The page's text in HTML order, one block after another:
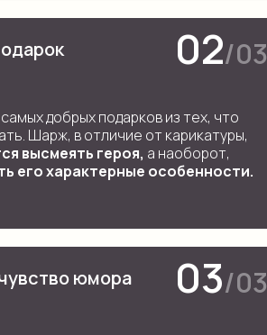
добрых подарков из тех, что
Шарж, в отличие от карикатуры,
высмеять героя, а наоборот,
его характерные особенности.
/03
02
юмора /03
03